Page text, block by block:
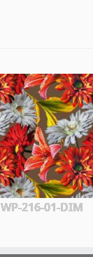
WP-216-01-DIM